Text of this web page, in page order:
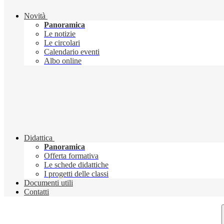
Novità
Panoramica
Le notizie
Le circolari
Calendario eventi
Albo online
Didattica
Panoramica
Offerta formativa
Le schede didattiche
I progetti delle classi
Documenti utili
Contatti